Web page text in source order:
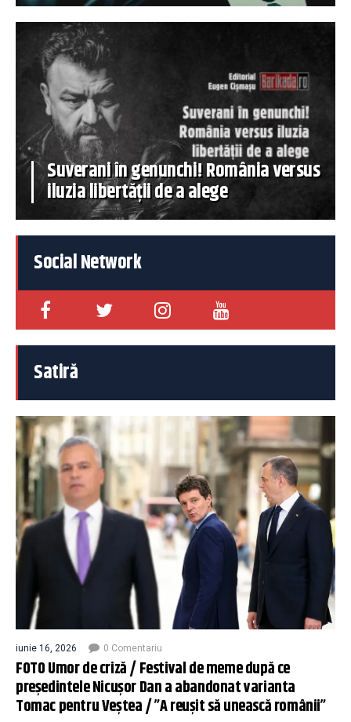
Suverani în genunchi! România versus
iluzia libertății de a alege
Social Network
Satiră
iunie 16, 2026 0 Comentariu
FOTO Umor de criză / Festival de meme după ce
președintele Nicușor Dan a abandonat varianta
Tomac pentru Veștea / ”A reușit să unească românii”